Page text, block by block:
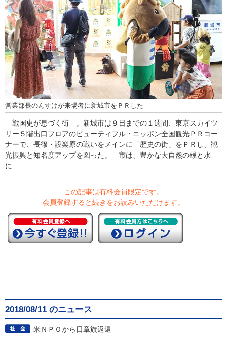
営業部長のんすけが来場者に新城市をＰＲした
戦国史が息づく街―。新城市は９日までの１週間、東京スカイツ
リー５階出口フロアのビューティフル・ニッポン全国観光ＰＲコー
ナーで、長篠・設楽原の戦いをメインに「歴史の街」をＰＲし、観
光振興と知名度アップを図った。 市は、豊かな大自然の緑と水
に...
この記事は有料会員限定です。
会員登録すると続きをお読みいただけます。
2018/08/11 のニュース
米ＮＰＯから日章旗返還